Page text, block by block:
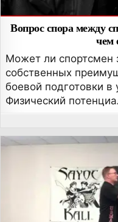
Вопрос спора между
чем
Может ли спортсмен
собственных
боевой подготовки в
Физический